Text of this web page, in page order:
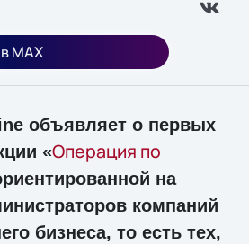
MAX
объявляет о первых
«Операция по
на
компаний
бизнеса, то есть тех,